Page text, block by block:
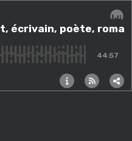
Bichet, écrivain, poète,
écrivain, poète,
44:57